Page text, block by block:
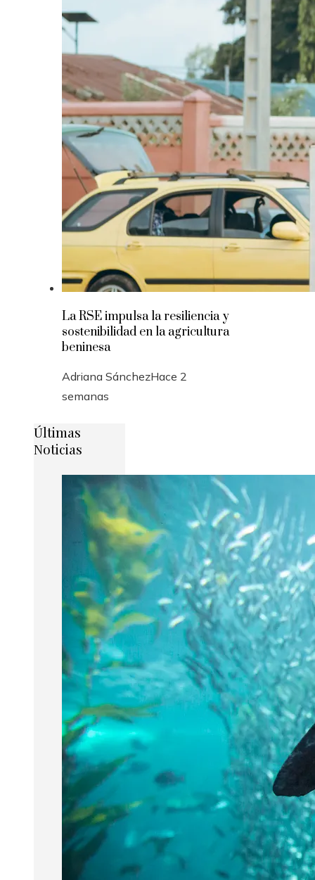
La RSE impulsa la resiliencia y
sostenibilidad en la agricultura
beninesa
Adriana SánchezHace 2
semanas
Últimas
Noticias